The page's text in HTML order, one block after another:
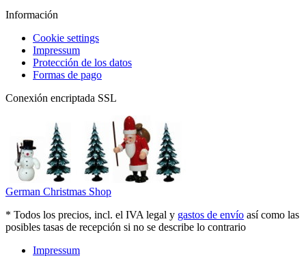
Información
Cookie settings
Impressum
Protección de los datos
Formas de pago
Conexión encriptada SSL
German Christmas Shop
* Todos los precios, incl. el IVA legal y gastos de envío así como las
posibles tasas de recepción si no se describe lo contrario
Impressum